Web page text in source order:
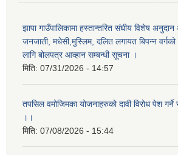
झापा गाउँपालिकामा हस्तान्तरित संघीय विशेष अनुदान
जनजाती, मधेसी,मुस्लिम, दलित लगायत बिपन्न वर्गको
लागि बोलपत्र आव्हान सम्बन्धी सूचना ।
मिति: 07/31/2026 - 14:57
तपसिल वमोजिमका योजनाहरुको दावी विरोध पेश गर्ने
।।
मिति: 07/08/2026 - 15:44